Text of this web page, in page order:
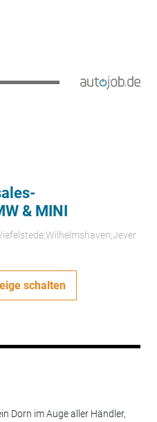
& MINI
schalten
Dorn im Auge aller Händler,